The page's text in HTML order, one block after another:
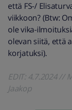
että FS-/
viikkoon? (Btw:
ole vika-
olevan siitä, että
korjatuksi).
EDIT: 4.7.2024 //
Jaakop